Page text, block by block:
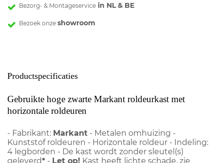
Bezorg- & Montageservice in NL & BE
Bezoek onze showroom
Productspecificaties
Gebruikte hoge zwarte Markant roldeurkast met
horizontale roldeuren
- Fabrikant: Markant - Metalen omhuizing -
Kunststof roldeuren - Horizontale roldeur - Indeling:
4 legborden - De kast wordt zonder sleutel(s)
geleverd* - Let op! Kast heeft lichte schade, zie